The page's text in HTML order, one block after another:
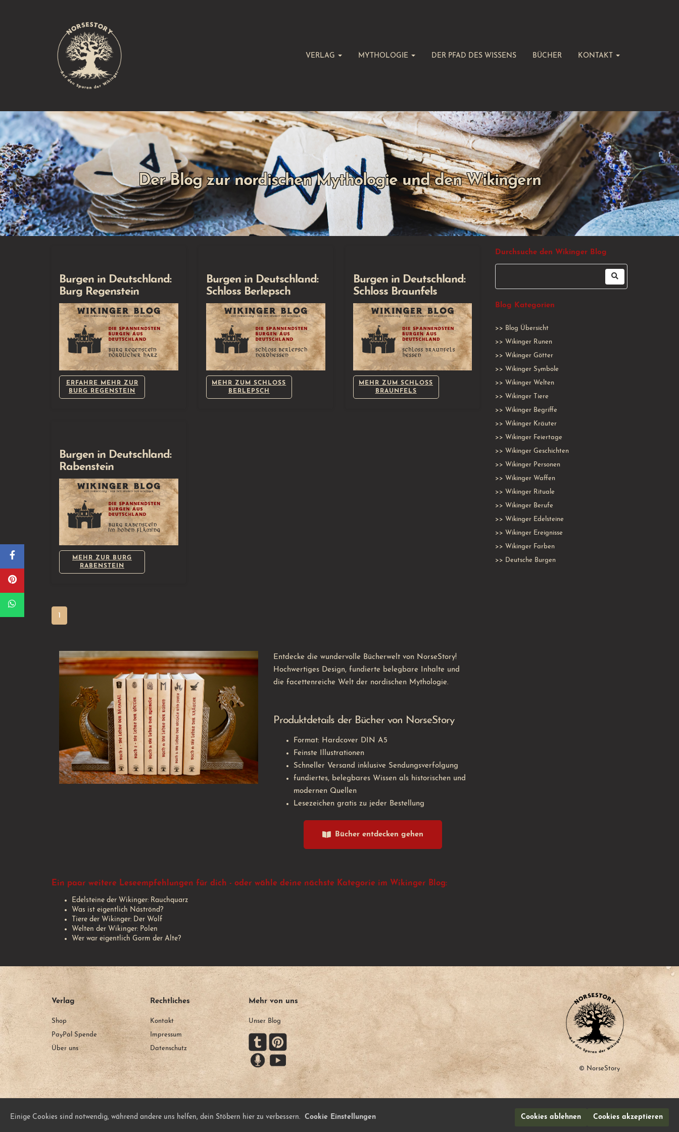
VERLAG MYTHOLOGIE DER PFAD DES WISSENS BÜCHER KONTAKT
Der Blog zur nordischen Mythologie und den Wikingern
Burgen in Deutschland:
Burg Regenstein
ERFAHRE MEHR ZUR
BURG REGENSTEIN
Burgen in Deutschland:
Schloss Berlepsch
MEHR ZUM SCHLOSS
BERLEPSCH
Burgen in Deutschland:
Schloss Braunfels
MEHR ZUM SCHLOSS
BRAUNFELS
Burgen in Deutschland:
Rabenstein
MEHR ZUR BURG
RABENSTEIN
1
Entdecke die wundervolle Bücherwelt von NorseStory!
Hochwertiges Design, fundierte belegbare Inhalte und
die facettenreiche Welt der nordischen Mythologie.
Produktdetails der Bücher von NorseStory
Format: Hardcover DIN A5
Feinste Illustrationen
Schneller Versand inklusive Sendungsverfolgung
fundiertes, belegbares Wissen als historischen und
modernen Quellen
Lesezeichen gratis zu jeder Bestellung
Bücher entdecken gehen
Ein paar weitere Leseempfehlungen für dich - oder wähle deine nächste Kategorie im Wikinger Blog:
Edelsteine der Wikinger: Rauchquarz
Was ist eigentlich Náströnd?
Tiere der Wikinger: Der Wolf
Welten der Wikinger: Polen
Wer war eigentlich Gorm der Alte?
Durchsuche den Wikinger Blog
Blog Kategorien
>> Blog Übersicht
>> Wikinger Runen
>> Wikinger Götter
>> Wikinger Symbole
>> Wikinger Welten
>> Wikinger Tiere
>> Wikinger Begriffe
>> Wikinger Kräuter
>> Wikinger Feiertage
>> Wikinger Geschichten
>> Wikinger Personen
>> Wikinger Waffen
>> Wikinger Rituale
>> Wikinger Berufe
>> Wikinger Edelsteine
>> Wikinger Ereignisse
>> Wikinger Farben
>> Deutsche Burgen
Verlag
Shop
PayPal Spende
Über uns
Rechtliches
Kontakt
Impressum
Datenschutz
Mehr von uns
Unser Blog
© NorseStory
Einige Cookies sind notwendig, während andere uns helfen, dein Stöbern hier zu verbessern. Cookie Einstellungen Cookies ablehnen Cookies akzeptieren